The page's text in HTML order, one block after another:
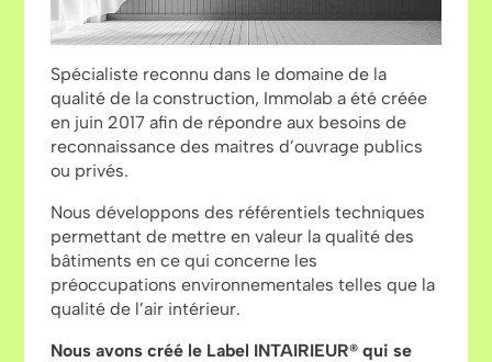
Spécialiste reconnu dans le domaine de la
qualité de la construction, Immolab a été créée
en juin 2017 afin de répondre aux besoins de
reconnaissance des maitres d’ouvrage publics
ou privés.
Nous développons des référentiels techniques
permettant de mettre en valeur la qualité des
bâtiments en ce qui concerne les
préoccupations environnementales telles que la
qualité de l’air intérieur.
Nous avons créé le Label INTAIRIEUR® qui se